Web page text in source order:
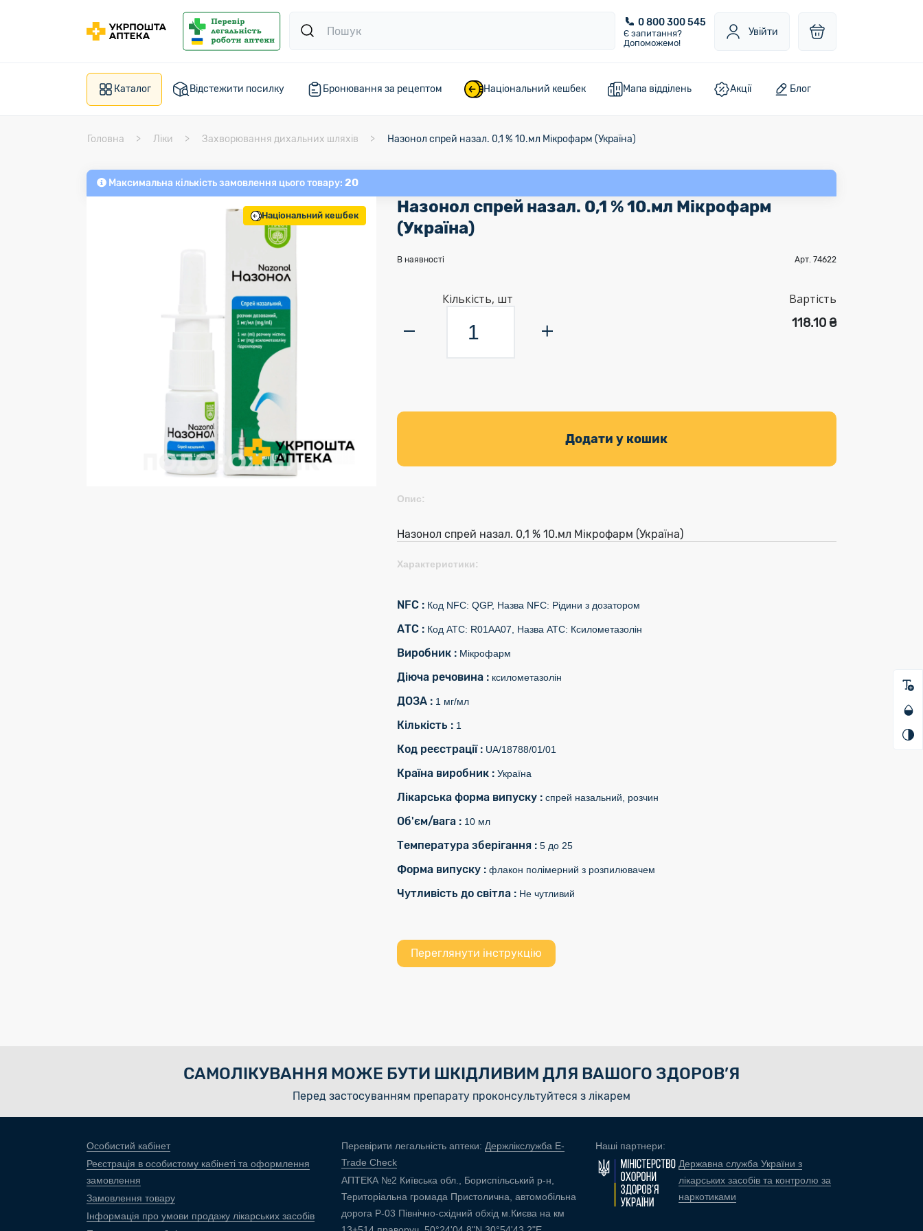
0 800 300 545
Є запитання?
Допоможемо!
Увійти
Каталог Відстежити посилку Бронювання за рецептом Національний кешбек Мапа відділень Акції Блог
Головна Ліки Захворювання дихальних шляхів Назонол спрей назал. 0,1 % 10.мл Мікрофарм (Україна)
Максимальна кількість замовлення цього товару: 20
Національний кешбек
Назонол спрей назал. 0,1 % 10.мл Мікрофарм
(Україна)
В наявності Арт. 74622
Кількість, шт
Вартість
118.10 ₴
Додати у кошик
Опис:
Назонол спрей назал. 0,1 % 10.мл Мікрофарм (Україна)
Характеристики:
NFC : Код NFC: QGP, Назва NFC: Рідини з дозатором
АТС : Код АТС: R01AA07, Назва АТС: Ксилометазолін
Виробник : Мікрофарм
Діюча речовина : ксилометазолін
ДОЗА : 1 мг/мл
Кількість : 1
Код реєстрації : UA/18788/01/01
Країна виробник : Україна
Лікарська форма випуску : спрей назальний, розчин
Об'єм/вага : 10 мл
Температура зберігання : 5 до 25
Форма випуску : флакон полімерний з розпилювачем
Чутливість до світла : Не чутливий
Переглянути інструкцію
САМОЛІКУВАННЯ МОЖЕ БУТИ ШКІДЛИВИМ ДЛЯ ВАШОГО ЗДОРОВ’Я
Перед застосуванням препарату проконсультуйтеся з лікарем
Особистий кабінет
Реєстрація в особистому кабінеті та оформлення
замовлення
Замовлення товару
Інформація про умови продажу лікарських засобів
Перевірити легальність аптеки: Держлікслужба E-
Trade Check
АПТЕКА №2 Київська обл., Бориспільський р-н,
Територіальна громада Пристолична, автомобільна
дорога Р-03 Північно-східний обхід м.Києва на км
Наші партнери:
Державна служба України з
лікарських засобів та контролю за
наркотиками